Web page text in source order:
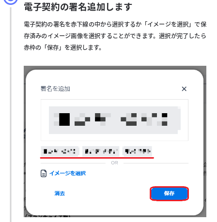
電子契約の署名追加します
電子契約の署名を赤下線の中から選択するか「イメージを選択」で保
存済みのイメージ画像を選択することができます。選択が完了したら
赤枠の「保存」を選択します。